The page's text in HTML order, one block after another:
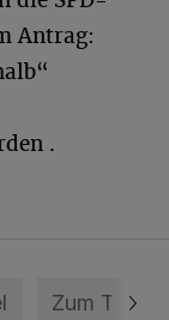
Antrag:
.
Zum Thema